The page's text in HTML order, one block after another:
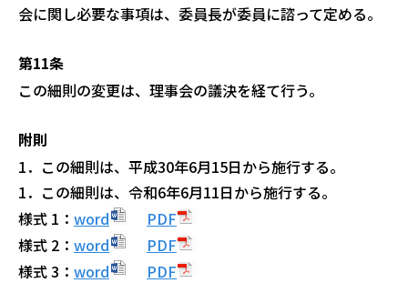
会に関し必要な事項は、 委員長が委員に諮って定める。
第11条
この細則の変更は、理事会の議決を経て行う。
附則
1．この細則は、平成30年6月15日から施行する。
1．この細則は、令和6年6月11日から施行する。
様式 1： word
PDF
様式 2： word
PDF
様式 3： word PDF